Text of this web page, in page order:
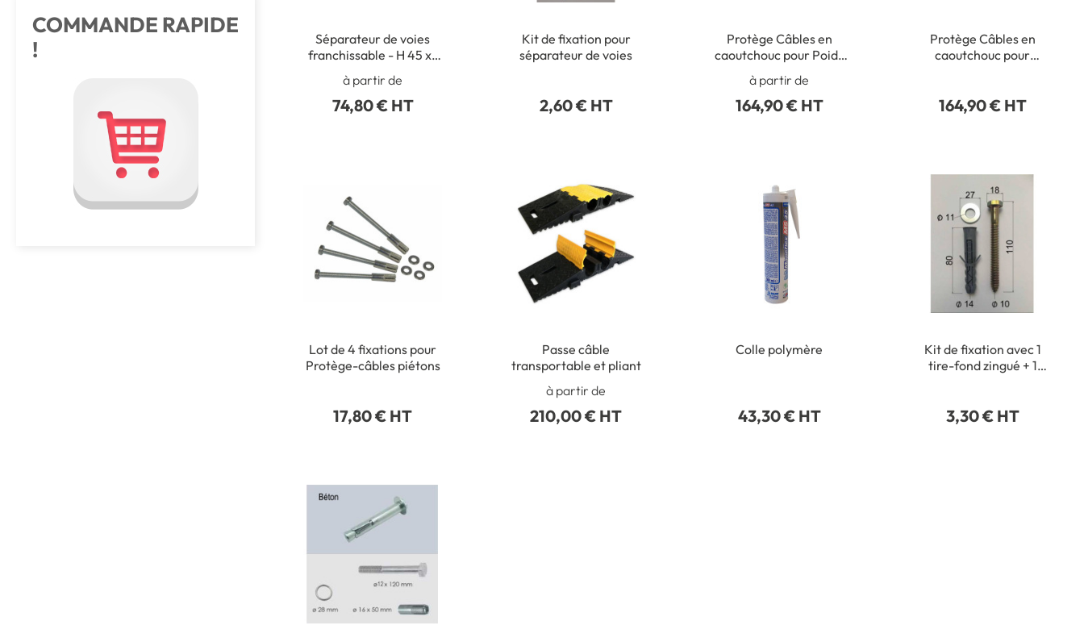
COMMANDE RAPIDE
!
Séparateur de voies
franchissable - H 45 x l
1000 x L 130
à partir de
74,80 € HT
Kit de fixation pour
séparateur de voies
2,60 € HT
Protège Câbles en
caoutchouc pour Poids
à partir de
164,90 € HT
Protège Câbles en
caoutchouc pour
164,90 € HT
Lot de 4 fixations pour
Protège-câbles piétons
17,80 € HT
Passe câble
transportable et pliant
à partir de
210,00 € HT
Colle polymère
43,30 € HT
Kit de fixation avec 1
tire-fond zingué + 1
3,30 € HT